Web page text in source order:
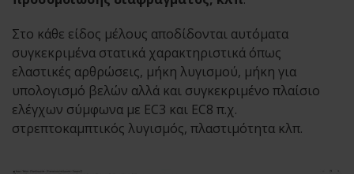
Στο κάθε είδος μέλους αποδίδονται αυτόματα
συγκεκριμένα στατικά χαρακτηριστικά όπως
ελαστικές αρθρώσεις, μήκη λυγισμού, μήκη για
υπολογισμό βελών αλλά και συγκεκριμένο πλαίσιο
ελέγχων σύμφωνα με EC3 και EC8 π.χ.
στρεπτοκαμπτικός λυγισμός, πλαστιμότητα κλπ.